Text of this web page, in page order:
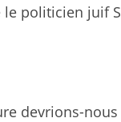
le politicien juif
devrions-nous